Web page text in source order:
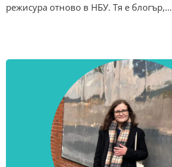
режисура отново в НБУ. Тя е блогър,…